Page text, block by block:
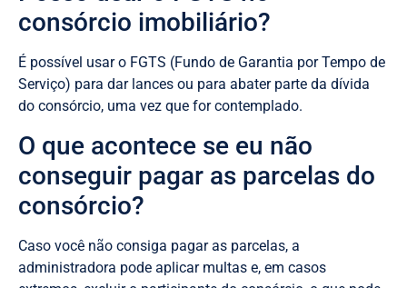
consórcio imobiliário?
É possível usar o FGTS (Fundo de Garantia por Tempo de
Serviço) para dar lances ou para abater parte da dívida
do consórcio, uma vez que for contemplado.
O que acontece se eu não
conseguir pagar as parcelas do
consórcio?
Caso você não consiga pagar as parcelas, a
administradora pode aplicar multas e, em casos